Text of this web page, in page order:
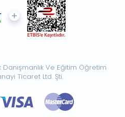
Danışmanlık Ve Eğitim Öğretim
Ticaret Ltd. Şti.